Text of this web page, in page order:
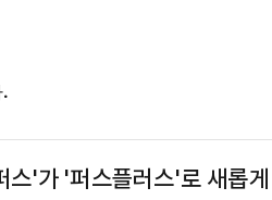
'가 '퍼스플러스'로 새롭